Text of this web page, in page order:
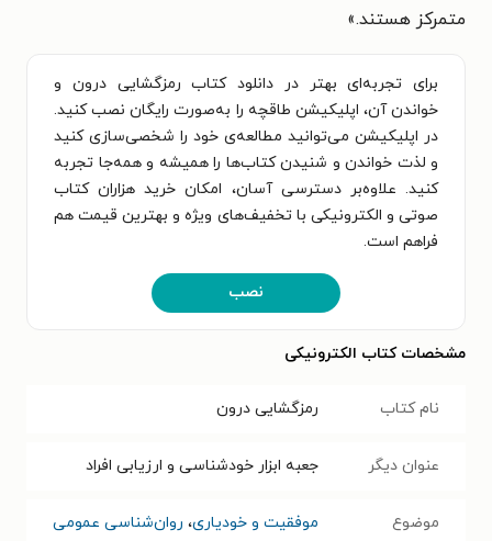
متمرکز هستند.»
برای تجربه‌ای بهتر در دانلود کتاب رمزگشایی درون و
خواندن آن، اپلیکیشن طاقچه را به‌صورت رایگان نصب کنید.
در اپلیکیشن می‌توانید مطالعه‌ی خود را شخصی‌سازی کنید
و لذت خواندن و شنیدن کتاب‌ها را همیشه و همه‌جا تجربه
کنید. علاوه‌بر دسترسی آسان، امکان خرید هزاران کتاب
صوتی و الکترونیکی با تخفیف‌های ویژه و بهترین قیمت هم
فراهم است.
نصب
مشخصات کتاب الکترونیکی
نام کتاب رمزگشایی درون
عنوان دیگر جعبه ابزار خودشناسی و ارزیابی افراد
موضوع موفقیت و خودیاری، روان‌شناسی عمومی